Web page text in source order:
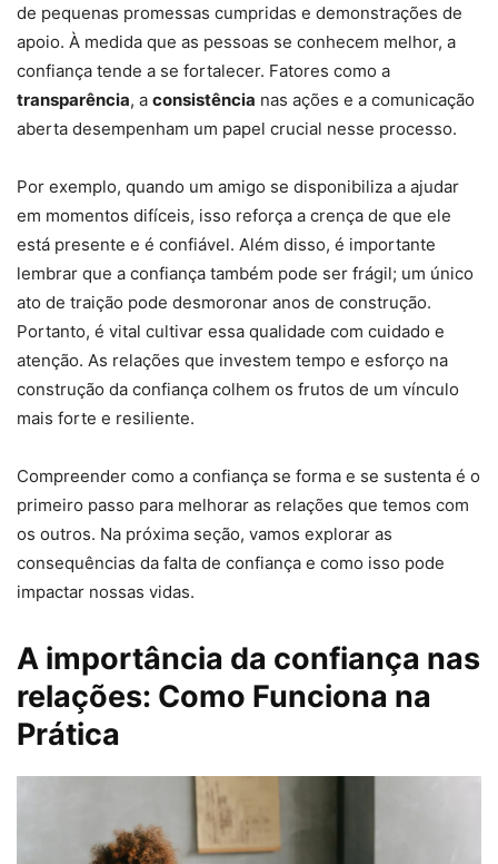
de pequenas promessas cumpridas e demonstrações de
apoio. À medida que as pessoas se conhecem melhor, a
confiança tende a se fortalecer. Fatores como a
transparência, a consistência nas ações e a comunicação
aberta desempenham um papel crucial nesse processo.
Por exemplo, quando um amigo se disponibiliza a ajudar
em momentos difíceis, isso reforça a crença de que ele
está presente e é confiável. Além disso, é importante
lembrar que a confiança também pode ser frágil; um único
ato de traição pode desmoronar anos de construção.
Portanto, é vital cultivar essa qualidade com cuidado e
atenção. As relações que investem tempo e esforço na
construção da confiança colhem os frutos de um vínculo
mais forte e resiliente.
Compreender como a confiança se forma e se sustenta é o
primeiro passo para melhorar as relações que temos com
os outros. Na próxima seção, vamos explorar as
consequências da falta de confiança e como isso pode
impactar nossas vidas.
A importância da confiança nas
relações: Como Funciona na
Prática